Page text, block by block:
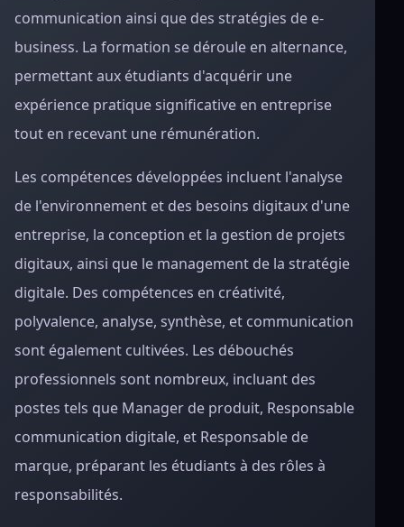
communication ainsi que des stratégies de e-
business. La formation se déroule en alternance,
permettant aux étudiants d'acquérir une
expérience pratique significative en entreprise
tout en recevant une rémunération.
Les compétences développées incluent l'analyse
de l'environnement et des besoins digitaux d'une
entreprise, la conception et la gestion de projets
digitaux, ainsi que le management de la stratégie
digitale. Des compétences en créativité,
polyvalence, analyse, synthèse, et communication
sont également cultivées. Les débouchés
professionnels sont nombreux, incluant des
postes tels que Manager de produit, Responsable
communication digitale, et Responsable de
marque, préparant les étudiants à des rôles à
responsabilités.